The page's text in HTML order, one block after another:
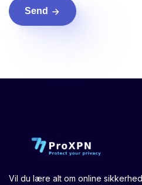
Send
Vil du lære alt om online sikkerhed